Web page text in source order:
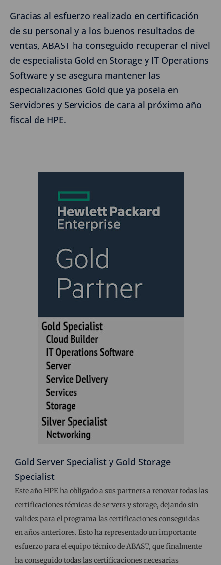
Gracias al esfuerzo realizado en certificación
de su personal y a los buenos resultados de
ventas, ABAST ha conseguido recuperar el nivel
de especialista Gold en Storage y IT Operations
Software y se asegura mantener las
especializaciones Gold que ya poseía en
Servidores y Servicios de cara al próximo año
fiscal de HPE.
Gold Server Specialist y Gold Storage
Specialist
Este año HPE ha obligado a sus partners a renovar todas las
certificaciones técnicas de servers y storage, dejando sin
validez para el programa las certificaciones conseguidas
en años anteriores. Esto ha representado un importante
esfuerzo para el equipo técnico de ABAST, que finalmente
ha conseguido todas las certificaciones necesarias